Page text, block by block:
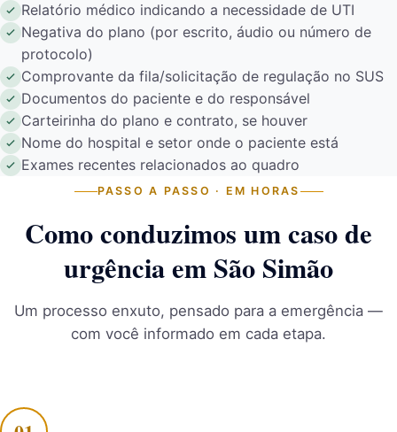
Relatório médico indicando a necessidade de UTI
Negativa do plano (por escrito, áudio ou número de
protocolo)
Comprovante da fila/solicitação de regulação no SUS
Documentos do paciente e do responsável
Carteirinha do plano e contrato, se houver
Nome do hospital e setor onde o paciente está
Exames recentes relacionados ao quadro
PASSO A PASSO · EM HORAS
Como conduzimos um caso de
urgência em São Simão
Um processo enxuto, pensado para a emergência —
com você informado em cada etapa.